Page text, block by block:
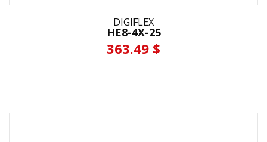
DIGIFLEX
HE8-4X-25
363.49 $